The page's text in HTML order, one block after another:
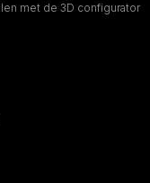
met de 3D configurator